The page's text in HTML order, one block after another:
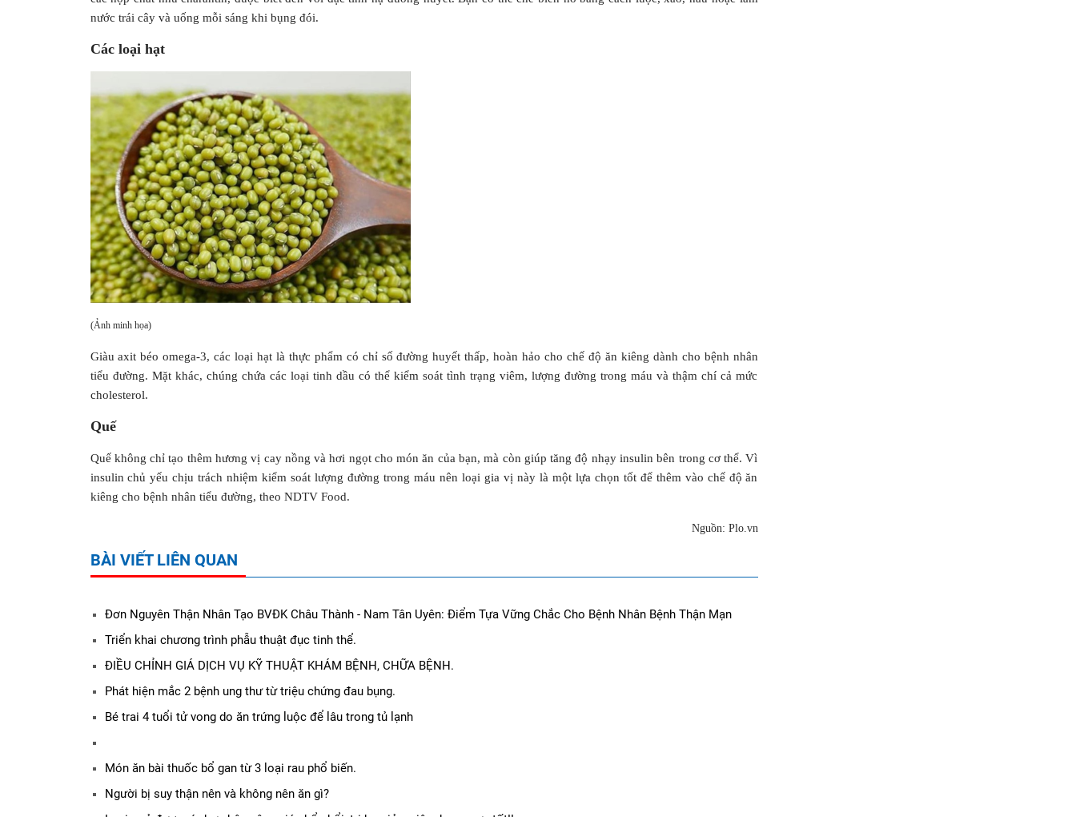
nước trái cây và uống mỗi sáng khi bụng đói.
Các loại hạt
(Ảnh minh họa)
Giàu axit béo omega-3, các loại hạt là thực phẩm có chỉ số đường huyết thấp, hoàn hảo cho chế độ ăn kiêng dành cho bệnh nhân
tiểu đường. Mặt khác, chúng chứa các loại tinh dầu có thể kiểm soát tình trạng viêm, lượng đường trong máu và thậm chí cả mức
cholesterol.
Quế
Quế không chỉ tạo thêm hương vị cay nồng và hơi ngọt cho món ăn của bạn, mà còn giúp tăng độ nhạy insulin bên trong cơ thể. Vì
insulin chủ yếu chịu trách nhiệm kiểm soát lượng đường trong máu nên loại gia vị này là một lựa chọn tốt để thêm vào chế độ ăn
kiêng cho bệnh nhân tiểu đường, theo NDTV Food.
Nguồn: Plo.vn
BÀI VIẾT LIÊN QUAN
Đơn Nguyên Thận Nhân Tạo BVĐK Châu Thành - Nam Tân Uyên: Điểm Tựa Vững Chắc Cho Bệnh Nhân Bệnh Thận Mạn
Triển khai chương trình phẫu thuật đục tinh thể.
ĐIỀU CHỈNH GIÁ DỊCH VỤ KỸ THUẬT KHÁM BỆNH, CHỮA BỆNH.
Phát hiện mắc 2 bệnh ung thư từ triệu chứng đau bụng.
Bé trai 4 tuổi tử vong do ăn trứng luộc để lâu trong tủ lạnh
Món ăn bài thuốc bổ gan từ 3 loại rau phổ biến.
Người bị suy thận nên và không nên ăn gì?